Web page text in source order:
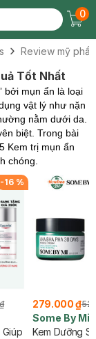
0
Review mỹ
Tốt Nhất
bởi mụn ẩn là loại
vật lý như nặn
nằm dưới da.
biệt. Trong bài
Kem trị mụn ẩn
chóng.
-16 %
Giúp
279.000 ₫
Some By Mi
Kem Dưỡng